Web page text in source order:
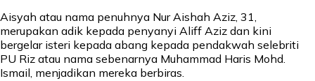
Aisyah atau nama penuhnya Nur Aishah Aziz, 31,
merupakan adik kepada penyanyi Aliff Aziz dan kini
bergelar isteri kepada abang kepada pendakwah selebriti
PU Riz atau nama sebenarnya Muhammad Haris Mohd.
Ismail, menjadikan mereka berbiras.